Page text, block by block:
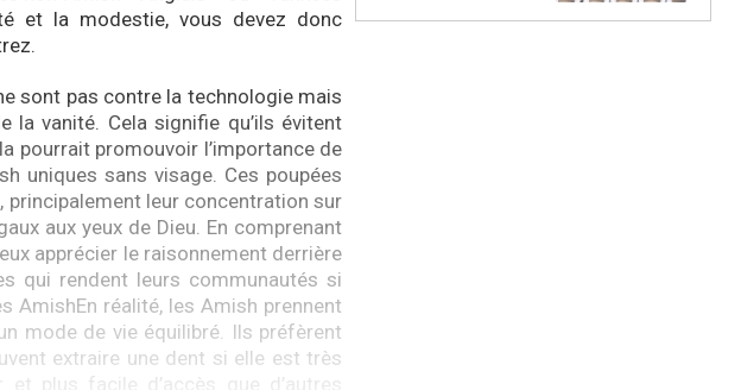
et la modestie, vous devez donc
sont pas contre la technologie mais
la vanité. Cela signifie qu’ils évitent
pourrait promouvoir l’importance de
uniques sans visage. Ces poupées
leur concentration sur
aux yeux de Dieu. En comprenant
apprécier le raisonnement derrière
qui rendent leurs communautés si
AmishEn réalité, les Amish prennent
mode de vie équilibré. Ils préfèrent
extraire une dent si elle est très
plus facile d’accès que d’autres